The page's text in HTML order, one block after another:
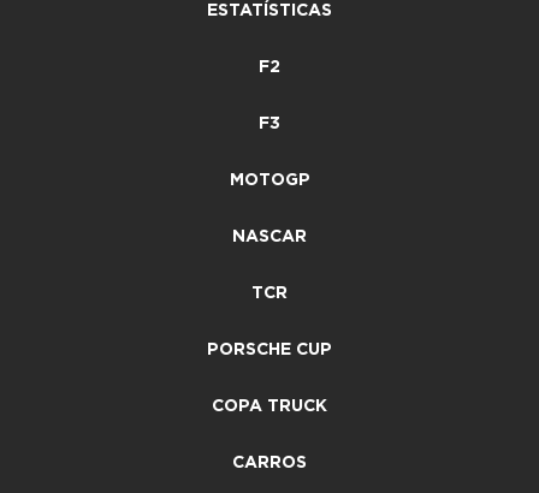
ESTATÍSTICAS
F2
F3
MOTOGP
NASCAR
TCR
PORSCHE CUP
COPA TRUCK
CARROS